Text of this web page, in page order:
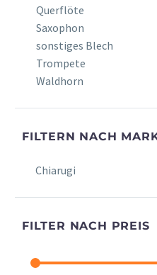
Querflöte
Saxophon
sonstiges Blech
Trompete
Waldhorn
FILTERN NACH
Chiarugi
FILTER NACH PREIS